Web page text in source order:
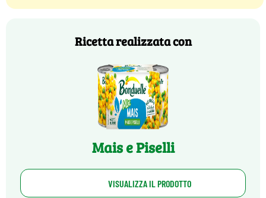
Ricetta realizzata con
Mais e Piselli
VISUALIZZA IL PRODOTTO